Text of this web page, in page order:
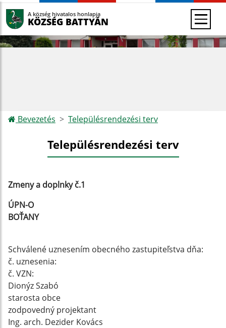
A község hivatalos honlapja
KÖZSÉG BATTYÁN
Bevezetés Településrendezési terv
Településrendezési terv
Zmeny a doplnky č.1
ÚPN-O
BOŤANY
Schválené uznesením obecného zastupiteľstva dňa:
č. uznesenia:
č. VZN:
Dionýz Szabó
starosta obce
zodpovedný projektant
Ing. arch. Dezider Kovács